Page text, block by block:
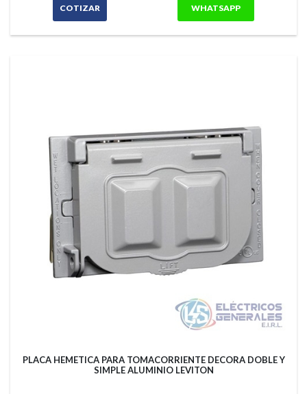
COTIZAR WHATSAPP
PLACA HEMETICA PARA TOMACORRIENTE DECORA DOBLE Y
SIMPLE ALUMINIO LEVITON